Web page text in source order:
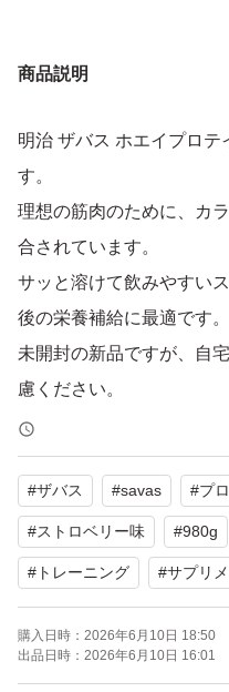
商品説明
明治 ザバス ホエイプロ
す。
理想の筋肉のために、カ
合されています。
サッと溶けて飲みやすい
後の栄養補給に最適です。
未開封の新品ですが、自
慮ください。
賞味期限2027.05
【ブランド】明治 ザバス
【商品名】ホエイプロテ
【商品の状態】未使用
#ザバス #savas #プ
#ストロベリー味 #980g
# トレーニング #サプリ
購入日時： 2026年6月10日 18:50
出品日時： 2026年6月10日 16:01